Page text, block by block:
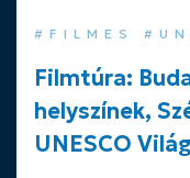
#FILMES
Filmtúra:
helyszínek,
UNESCO